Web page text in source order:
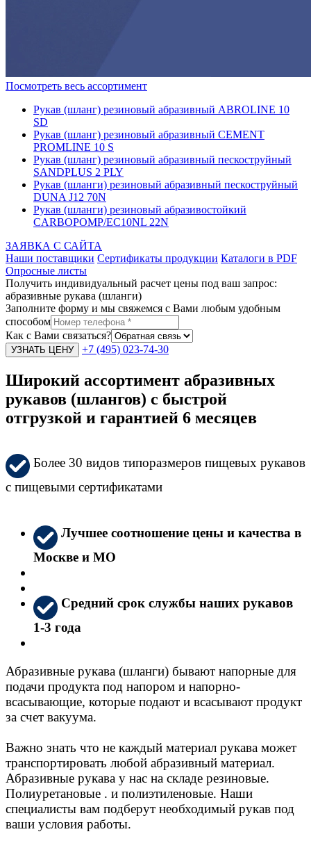
Посмотреть весь ассортимент
Рукав (шланг) резиновый абразивный ABROLINE 10
SD
Рукав (шланг) резиновый абразивный CEMENT
PROMLINE 10 S
Рукав (шланг) резиновый абразивный пескоструйный
SANDPLUS 2 PLY
Рукав (шланги) резиновый абразивный пескоструйный
DUNA J12 70N
Рукав (шланги) резиновый абразивостойкий
CARBOPOMP/EC10NL 22N
ЗАЯВКА С САЙТА
Наши поставщики Сертификаты продукции Каталоги в PDF
Опросные листы
Получить индивидуальный расчет цены под ваш запрос:
абразивные рукава (шланги)
Заполните форму и мы свяжемся с Вами любым удобным
способом
Как с Вами связаться?
+7 (495) 023-74-30
Широкий ассортимент абразивных
рукавов (шлангов) с быстрой
отгрузкой и гарантией 6 месяцев
Более 30 видов типоразмеров пищевых рукавов
с пищевыми сертификатами
Лучшее соотношение цены и качества в
Москве и МО
Средний срок службы наших рукавов
1-3 года
Абразивные рукава (шланги) бывают напорные для
подачи продукта под напором и напорно-
всасывающие, которые подают и всасывают продукт
за счет вакуума.
Важно знать что не каждый материал рукава может
транспортировать любой абразивный материал.
Абразивные рукава у нас на складе резиновые.
Полиуретановые . и полиэтиленовые. Наши
специалисты вам подберут необходимый рукав под
ваши условия работы.